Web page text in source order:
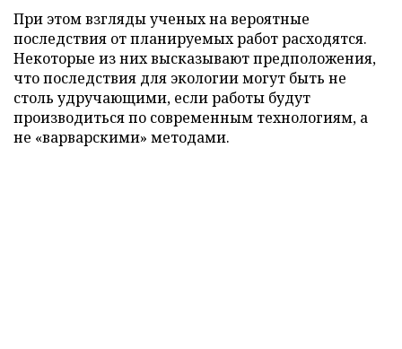
При этом взгляды ученых на вероятные
последствия от планируемых работ расходятся.
Некоторые из них высказывают предположения,
что последствия для экологии могут быть не
столь удручающими, если работы будут
производиться по современным технологиям, а
не «варварскими» методами.